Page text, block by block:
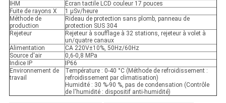
IHM
Écran tactile LCD couleur 17 pouces
Fuite de rayons X
1 μSv/heure
Méthode de
production
Rideau de protection sans plomb, panneau de
protection SUS 304
Rejeteur
Rejeteur à soufflage à 32 stations, rejeteur à volet à
un/quatre canaux
Alimentation
CA 220V±10%, 50Hz/60Hz
Source d'air
0,6-0,8 MPa
Indice IP
IP66
Environnement de
travail
Température : 0-40 °C (Méthode de refroidissement :
refroidissement par climatisation)
Humidité : 30 %-90 %, pas de condensation (Contrôle
de l'humidité : dispositif anti-humidité)